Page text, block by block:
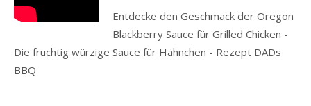
Entdecke den Geschmack der Oregon
Blackberry Sauce für Grilled Chicken -
Die fruchtig würzige Sauce für Hähnchen - Rezept DADs
BBQ